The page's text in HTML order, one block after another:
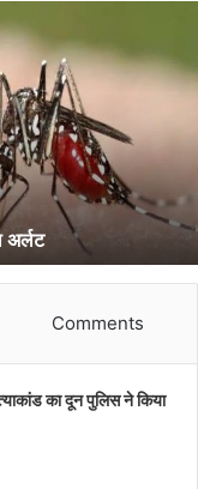
Comments
का दून पुलिस ने किया